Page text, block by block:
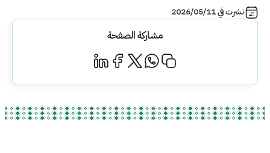
نشرت في2026/05/11
مشاركة الصفحة